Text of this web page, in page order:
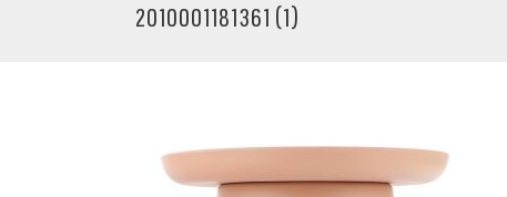
2010001181361 (1)